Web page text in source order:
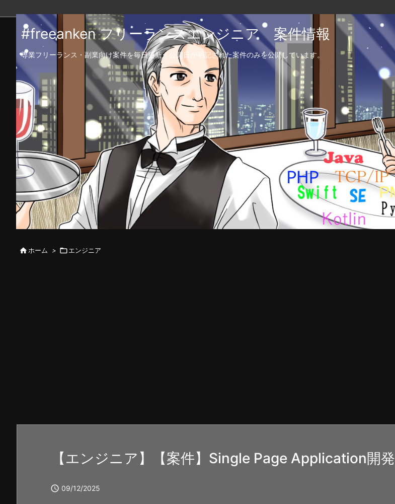
#freeanken フリーランスエンジニア 案件情報
専業フリーランス・副業向け案件を毎日更新！公開日が明記された案件のみを公開しています。
 ホーム > エンジニア
【エンジニア】【案件】Single Page Application開発
 09/12/2025